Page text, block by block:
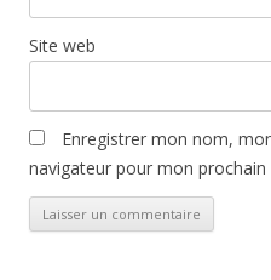
Site web
Enregistrer mon nom,
navigateur pour mon